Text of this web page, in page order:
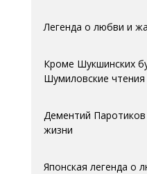
Легенда о любви и
Кроме Шукшинских
Шумиловские чтения
Дементий Паротиков
жизни
Японская легенда о